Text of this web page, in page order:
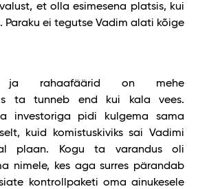
et olla esimesena platsis, kui
Paraku ei tegutse Vadim alati kõige
ja rahaafäärid on mehe
ta tunneb end kui kala vees.
investoriga pidi kulgema sama
kuid komistuskiviks sai Vadimi
plaan. Kogu ta varandus oli
nimele, kes aga surres pärandab
kontrollpaketi oma ainukesele